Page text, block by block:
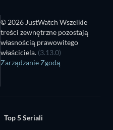
© 2026 JustWatch Wszelkie
treści zewnętrzne pozostają
własnością prawowitego
właściciela. (3.13.0)
Zarządzanie Zgodą
Top 5 Seriali